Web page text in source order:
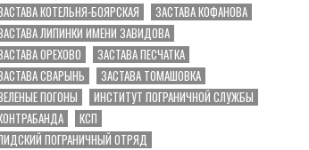
КОТЕЛЬНЯ-БОЯРСКАЯ
ЗАСТАВА КОФАНОВА
ЛИПИНКИ ИМЕНИ ЗАВИДОВА
ОРЕХОВО
ЗАСТАВА ПЕСЧАТКА
СВАРЫНЬ
ЗАСТАВА ТОМАШОВКА
ПОГОНЫ
ИНСТИТУТ ПОГРАНИЧНОЙ СЛУЖБЫ
КСП
ПОГРАНИЧНЫЙ ОТРЯД